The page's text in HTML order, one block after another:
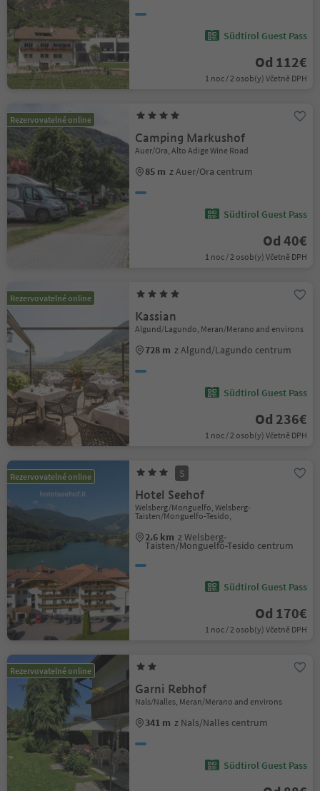
Südtirol Guest Pass
Od 112€
1 noc / 2 osob(y) Včetně DPH
Rezervovatelné online
Camping Markushof
Auer/Ora, Alto Adige Wine Road
85 m z Auer/Ora centrum
Südtirol Guest Pass
Od 40€
1 noc / 2 osob(y) Včetně DPH
Rezervovatelné online
Kassian
Algund/Lagundo, Meran/Merano and environs
728 m z Algund/Lagundo centrum
Südtirol Guest Pass
Od 236€
1 noc / 2 osob(y) Včetně DPH
Rezervovatelné online S
Hotel Seehof
Welsberg/Monguelfo, Welsberg-
Taisten/Monguelfo-Tesido,
2.6 km z Welsberg-
Taisten/Monguelfo-Tesido centrum
Südtirol Guest Pass
Od 170€
1 noc / 2 osob(y) Včetně DPH
Rezervovatelné online
Garni Rebhof
Nals/Nalles, Meran/Merano and environs
341 m z Nals/Nalles centrum
Südtirol Guest Pass